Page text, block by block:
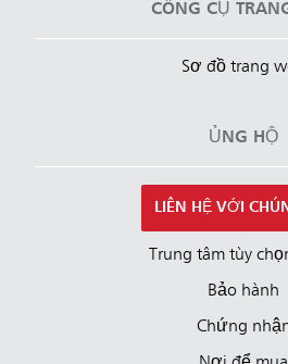
CÔNG CỤ
Sơ đồ trang
ỦNG HỘ
LIÊN HỆ VỚI
Trung tâm tùy
Bảo hành
Chứng